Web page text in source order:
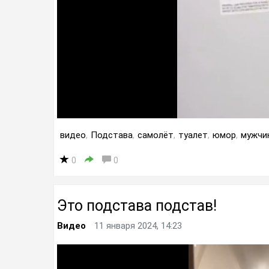
видео, Подстава, самолёт, туалет, юмор,
0 0
Это подстава подстав!
Видео 11 января 2024, 14:23